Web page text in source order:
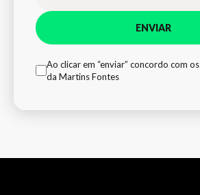
ENVIAR
Ao clicar em “enviar” concordo com os
da Martins Fontes